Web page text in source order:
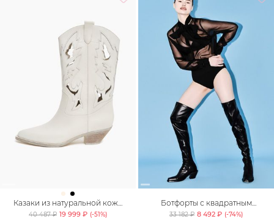
Казаки из натуральной кожи
Lera Nena
40 487 ₽ 19 999 ₽ (-51%)
Ботфорты с квадратным
мысом Lera Nena Unreal
33 182 ₽ 8 492 ₽ (-74%)